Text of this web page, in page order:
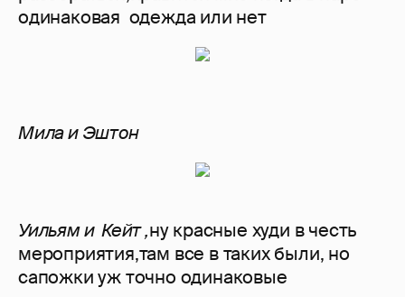
одинаковая одежда или нет
Мила и Эштон
Уильям и Кейт ,ну красные худи в честь
мероприятия,там все в таких были, но
сапожки уж точно одинаковые